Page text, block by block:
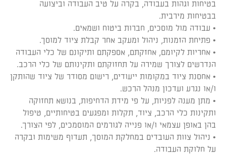
בטיחות וגהות בעבודה, בקרה על טיב העבודה וביצועה
בבטיחות מירבית.
• עבודה מול מוסכים, חברות ביטוח ושמאים.
• פתיחת הזמנות, ניהול ומעקב אחר קבלת ציוד למוסך.
• אחריות לקיומם, אחזקתם, אספקתם ותיקונם של כלי העבודה
הנדרשים לצורך שמירה על תחזוקתם ותקינותם של כלי הרכב.
• אחסנת ציוד במקומות ייעודים, רישום מסודר של ציוד שהותקן
ו/או נגרע ועדכון מנהל הרכש.
• מתן מענה לפניות, על פי מידת הדחיפות, בנושא תחזוקה
ותקינות כלי הרכב, ציוד, תקלות ומפגעים בטיחותיים, טיפול
בהן באופן עצמאי ו/או פנייה לגורמים המוסמכים, לפי הצורך.
• ניהול צוות העובדים במחלקת המוסך, תעדוף משימות ובקרה
על חלוקת העבודה.